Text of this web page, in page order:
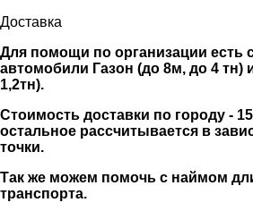
Доставка
Для помощи по организации есть
автомобили Газон (до 8м, до 4 тн)
1,2тн).
Стоимость доставки по городу -
остальное рассчитывается в
точки.
Так же можем помочь с наймом
транспорта.